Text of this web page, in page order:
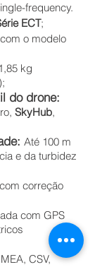
frequency.
ECT;
o modelo
kg
do drone:
SkyHub,
Até 100 m
e da turbidez
correção
com GPS
CSV,